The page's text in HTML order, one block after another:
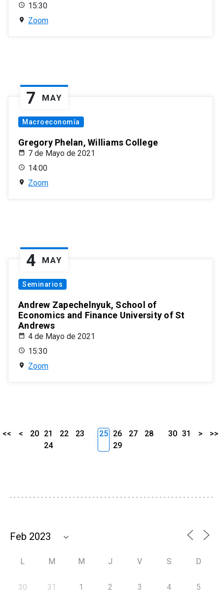
15:30
Zoom
7 MAY
Macroeconomía
Gregory Phelan, Williams College
7 de Mayo de 2021
14:00
Zoom
4 MAY
Seminarios
Andrew Zapechelnyuk, School of
Economics and Finance University of St
Andrews
4 de Mayo de 2021
15:30
Zoom
<< < 20 21 22
23
24
25 26 27
28
29
30 31 > >>
L M M J V S D
30 31 1 2 3 4 5